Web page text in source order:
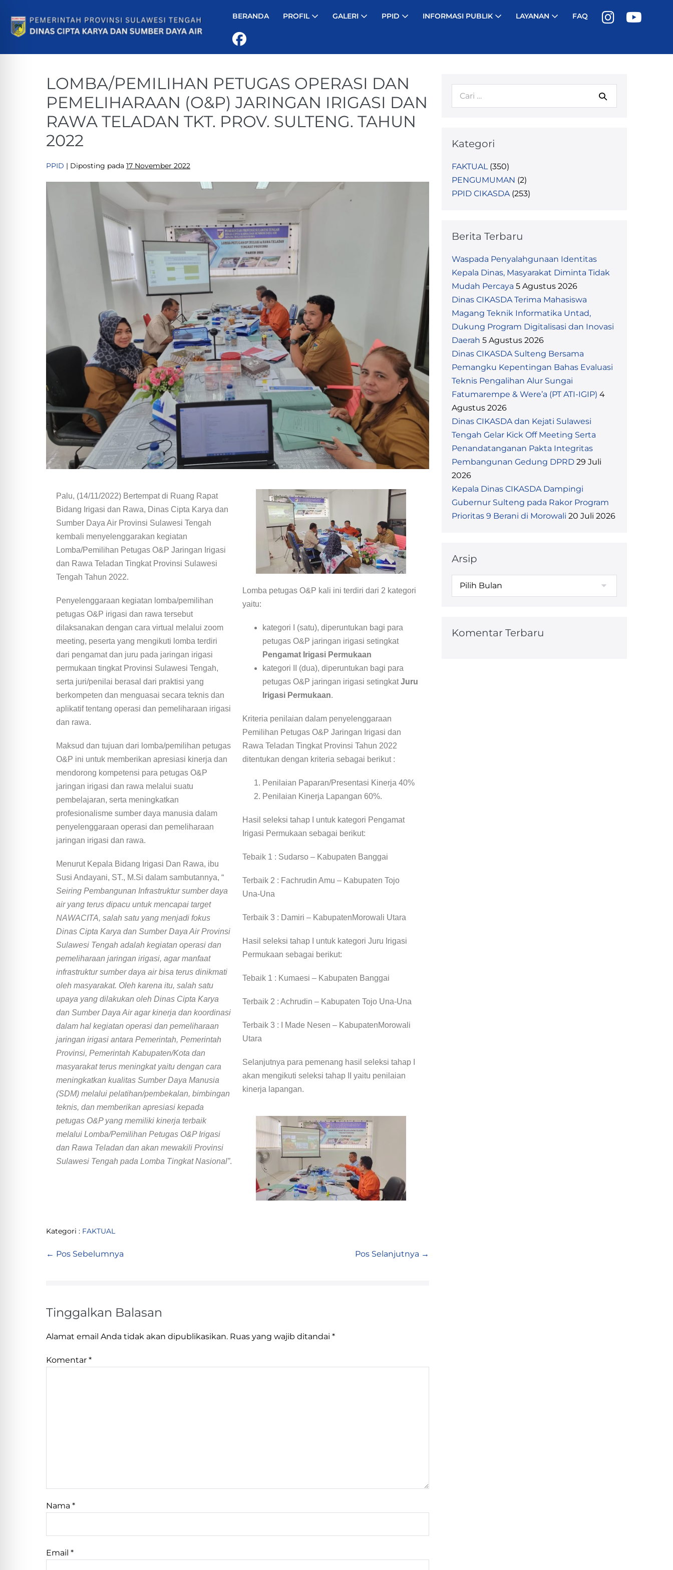
BERANDA PROFIL GALERI PPID INFORMASI PUBLIK LAYANAN FAQ
LOMBA/PEMILIHAN PETUGAS OPERASI DAN
PEMELIHARAAN (O&P) JARINGAN IRIGASI DAN
RAWA TELADAN TKT. PROV. SULTENG. TAHUN
2022
PPID | Diposting pada 17 November 2022
Palu, (14/11/2022) Bertempat di Ruang Rapat
Bidang Irigasi dan Rawa, Dinas Cipta Karya dan
Sumber Daya Air Provinsi Sulawesi Tengah
kembali menyelenggarakan kegiatan
Lomba/Pemilihan Petugas O&P Jaringan Irigasi
dan Rawa Teladan Tingkat Provinsi Sulawesi
Tengah Tahun 2022.
Penyelenggaraan kegiatan lomba/pemilihan
petugas O&P irigasi dan rawa tersebut
dilaksanakan dengan cara virtual melalui zoom
meeting, peserta yang mengikuti lomba terdiri
dari pengamat dan juru pada jaringan irigasi
permukaan tingkat Provinsi Sulawesi Tengah,
serta juri/penilai berasal dari praktisi yang
berkompeten dan menguasai secara teknis dan
aplikatif tentang operasi dan pemeliharaan irigasi
dan rawa.
Maksud dan tujuan dari lomba/pemilihan petugas
O&P ini untuk memberikan apresiasi kinerja dan
mendorong kompetensi para petugas O&P
jaringan irigasi dan rawa melalui suatu
pembelajaran, serta meningkatkan
profesionalisme sumber daya manusia dalam
penyelenggaraan operasi dan pemeliharaan
jaringan irigasi dan rawa.
Menurut Kepala Bidang Irigasi Dan Rawa, ibu
Susi Andayani, ST., M.Si dalam sambutannya, “
Seiring Pembangunan Infrastruktur sumber daya
air yang terus dipacu untuk mencapai target
NAWACITA, salah satu yang menjadi fokus
Dinas Cipta Karya dan Sumber Daya Air Provinsi
Sulawesi Tengah adalah kegiatan operasi dan
pemeliharaan jaringan irigasi, agar manfaat
infrastruktur sumber daya air bisa terus dinikmati
oleh masyarakat. Oleh karena itu, salah satu
upaya yang dilakukan oleh Dinas Cipta Karya
dan Sumber Daya Air agar kinerja dan koordinasi
dalam hal kegiatan operasi dan pemeliharaan
jaringan irigasi antara Pemerintah, Pemerintah
Provinsi, Pemerintah Kabupaten/Kota dan
masyarakat terus meningkat yaitu dengan cara
meningkatkan kualitas Sumber Daya Manusia
(SDM) melalui pelatihan/pembekalan, bimbingan
teknis, dan memberikan apresiasi kepada
petugas O&P yang memiliki kinerja terbaik
melalui Lomba/Pemilihan Petugas O&P Irigasi
dan Rawa Teladan dan akan mewakili Provinsi
Sulawesi Tengah pada Lomba Tingkat Nasional”.
Lomba petugas O&P kali ini terdiri dari 2 kategori
yaitu:
kategori I (satu), diperuntukan bagi para
petugas O&P jaringan irigasi setingkat
Pengamat Irigasi Permukaan
kategori II (dua), diperuntukan bagi para
petugas O&P jaringan irigasi setingkatJuru
Irigasi Permukaan.
Kriteria penilaian dalam penyelenggaraan
Pemilihan Petugas O&P Jaringan Irigasi dan
Rawa Teladan Tingkat Provinsi Tahun 2022
ditentukan dengan kriteria sebagai berikut :
Penilaian Paparan/Presentasi Kinerja 40%
Penilaian Kinerja Lapangan 60%.
Hasil seleksi tahap I untuk kategori Pengamat
Irigasi Permukaan sebagai berikut:
Tebaik 1 : Sudarso – Kabupaten Banggai
Terbaik 2 : Fachrudin Amu – Kabupaten Tojo
Una-Una
Terbaik 3 : Damiri – KabupatenMorowali Utara
Hasil seleksi tahap I untuk kategori Juru Irigasi
Permukaan sebagai berikut:
Tebaik 1 : Kumaesi – Kabupaten Banggai
Terbaik 2 : Achrudin – Kabupaten Tojo Una-Una
Terbaik 3 : I Made Nesen – KabupatenMorowali
Utara
Selanjutnya para pemenang hasil seleksi tahap I
akan mengikuti seleksi tahap II yaitu penilaian
kinerja lapangan.
Kategori : FAKTUAL
← Pos Sebelumnya Pos Selanjutnya →
Tinggalkan Balasan
Alamat email Anda tidak akan dipublikasikan. Ruas yang wajib ditandai *
Komentar *
Nama *
Email *
Kategori
FAKTUAL(350)
PENGUMUMAN (2)
PPID CIKASDA(253)
Berita Terbaru
Waspada Penyalahgunaan Identitas
Kepala Dinas, Masyarakat Diminta Tidak
Mudah Percaya 5 Agustus 2026
Dinas CIKASDA Terima Mahasiswa
Magang Teknik Informatika Untad,
Dukung Program Digitalisasi dan Inovasi
Daerah 5 Agustus 2026
Dinas CIKASDA Sulteng Bersama
Pemangku Kepentingan Bahas Evaluasi
Teknis Pengalihan Alur Sungai
Fatumarempe & Were’a (PT ATI-IGIP) 4
Agustus 2026
Dinas CIKASDA dan Kejati Sulawesi
Tengah Gelar Kick Off Meeting Serta
Penandatanganan Pakta Integritas
Pembangunan Gedung DPRD 29 Juli
2026
Kepala Dinas CIKASDA Dampingi
Gubernur Sulteng pada Rakor Program
Prioritas 9 Berani di Morowali 20 Juli 2026
Arsip
Komentar Terbaru